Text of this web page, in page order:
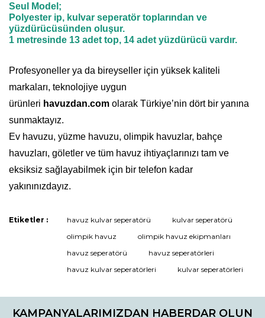
Seul Model;
Polyester ip, kulvar seperatör toplarından ve
yüzdürücüsünden oluşur.
1 metresinde 13 adet top, 14 adet yüzdürücü vardır.
Profesyoneller ya da bireyseller için yüksek kaliteli
markaları, teknolojiye uygun
ürünleri havuzdan.com olarak Türkiye’nin dört bir yanına
sunmaktayız.
Ev havuzu, yüzme havuzu, olimpik havuzlar, bahçe
havuzları, göletler ve tüm havuz ihtiyaçlarınızı tam ve
eksiksiz sağlayabilmek için bir telefon kadar
yakınınızdayız.
Bu ürüne ilk yorumu siz yapın!
Yorum Yaz
Etiketler : havuz kulvar seperatörü
kulvar seperatörü
olimpik havuz
olimpik havuz ekipmanları
havuz seperatörü
havuz seperatörleri
havuz kulvar seperatörleri
kulvar seperatörleri
KAMPANYALARIMIZDAN HABERDAR OLUN